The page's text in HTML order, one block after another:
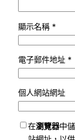
顯示名稱 *
電子郵件地址 *
個人網站網址
在瀏覽器中